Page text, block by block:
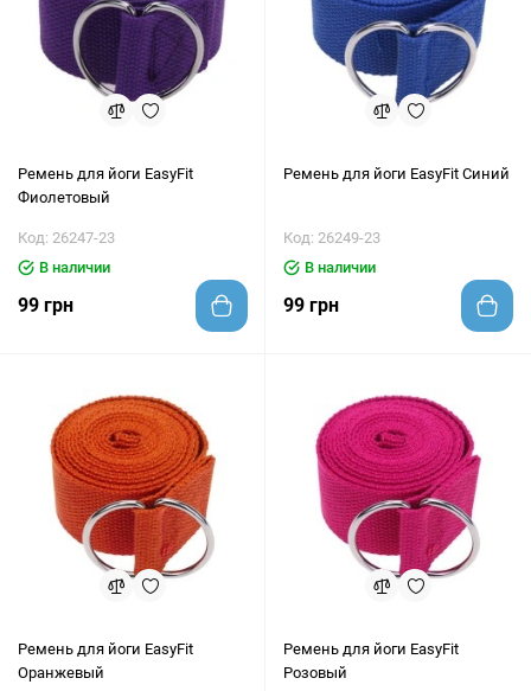
Ремень для йоги EasyFit
Фиолетовый
Код: 26247-23
В наличии
99 грн
Ремень для йоги EasyFit Синий
Код: 26249-23
В наличии
99 грн
Ремень для йоги EasyFit
Оранжевый
Ремень для йоги EasyFit
Розовый